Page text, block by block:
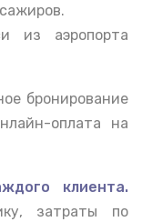
из аэропорта
бронирование
оплата на
клиента.
затраты по